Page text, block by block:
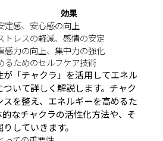
効果
定感、安心感の向上
トレスの軽減、感情の安定
感力の向上、集中力の強化
るためのセルフケア技術
「チャクラ」を活用してエネル
いて詳しく解説します。チャク
を整え、エネルギーを高めるた
なチャクラの活性化方法や、そ
していきます。